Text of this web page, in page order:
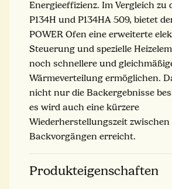
Energieeffizienz. Im Vergleich zu
P134H und P134HA 509, bietet
POWER Ofen eine erweiterte
Steuerung und spezielle
noch schnellere und
Wärmeverteilung ermöglichen.
nicht nur die Backergebnisse
es wird auch eine kürzere
Wiederherstellungszeit zwischen
Backvorgängen erreicht.
Produkteigenschaften